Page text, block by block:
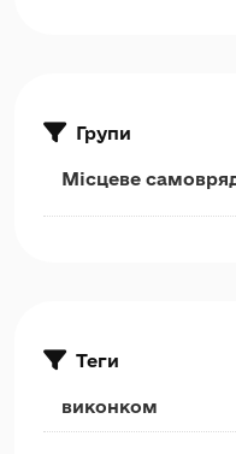
Групи
Місцеве
Теги
виконком